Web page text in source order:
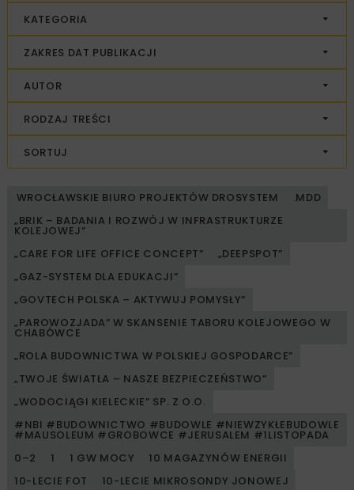
KATEGORIA
ZAKRES DAT PUBLIKACJI
AUTOR
RODZAJ TREŚCI
SORTUJ
WROCŁAWSKIE BIURO PROJEKTÓW DROSYSTEM
.MDD
„BRIK – BADANIA I ROZWÓJ W INFRASTRUKTURZE
KOLEJOWEJ”
„CARE FOR LIFE OFFICE CONCEPT”
„DEEPSPOT”
„GAZ-SYSTEM DLA EDUKACJI”
„GOVTECH POLSKA – AKTYWUJ POMYSŁY”
„PAROWOZJADA” W SKANSENIE TABORU KOLEJOWEGO W
CHABÓWCE
„ROLA BUDOWNICTWA W POLSKIEJ GOSPODARCE”
„TWOJE ŚWIATŁA – NASZE BEZPIECZEŃSTWO”
„WODOCIĄGI KIELECKIE” SP. Z O.O.
#NBI #BUDOWNICTWO #BUDOWLE #NIEWZYKŁEBUDOWLE
#MAUSOLEUM #GROBOWCE #JERUSALEM #1LISTOPADA
0–2
1 1 GW MOCY
10 MAGAZYNÓW ENERGII
10-LECIE FOT
10-LECIE MIKROSONDY JONOWEJ